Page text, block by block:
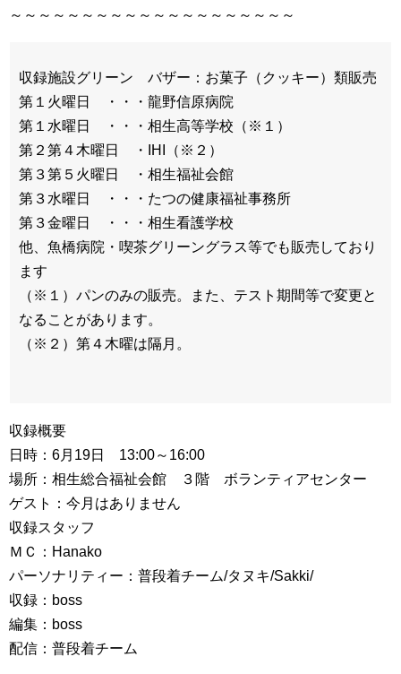
～～～～～～～～～～～～～～～～～～～～
収録施設グリーン バザー：お菓子（クッキー）類販売
第１火曜日 ・・・龍野信原病院
第１水曜日 ・・・相生高等学校（※１）
第２第４木曜日 ・IHI（※２）
第３第５火曜日 ・相生福祉会館
第３水曜日 ・・・たつの健康福祉事務所
第３金曜日 ・・・相生看護学校
他、魚橋病院・喫茶グリーングラス等でも販売しており
ます
（※１）パンのみの販売。また、テスト期間等で変更と
なることがあります。
（※２）第４木曜は隔月。
収録概要
日時：6月19日 13:00～16:00
場所：相生総合福祉会館 ３階 ボランティアセンター
ゲスト：今月はありません
収録スタッフ
ＭＣ：Hanako
パーソナリティー：普段着チーム/タヌキ/Sakki/
収録：boss
編集：boss
配信：普段着チーム